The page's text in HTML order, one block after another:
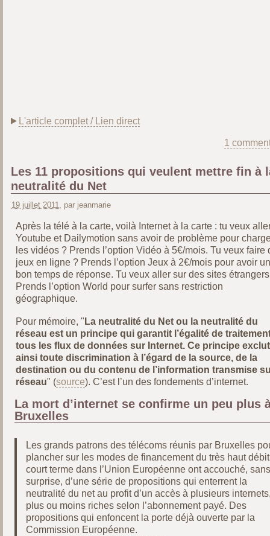
L'article complet / Lien direct
1
Les 11 propositions qui veulent mettre fin à
neutralité du Net
19 juillet 2011, par jeanmarie
Après la télé à la carte, voilà Internet à la carte : tu veux
Youtube et Dailymotion sans avoir de problème pour
les vidéos ? Prends l’option Vidéo à 5€/mois. Tu veux faire
jeux en ligne ? Prends l’option Jeux à 2€/mois pour avoir un
bon temps de réponse. Tu veux aller sur des sites
Prends l’option World pour surfer sans restriction
géographique.
Pour mémoire, " La neutralité du Net ou la neutralité du
réseau est un principe qui garantit l’égalité de
tous les flux de données sur Internet. Ce principe exclut
ainsi toute discrimination à l’égard de la source, de la
destination ou du contenu de l’information transmise
réseau" (source). C’est l’un des fondements d’internet.
La mort d’internet se confirme un peu plus
Bruxelles
Les grands patrons des télécoms réunis par Bruxelles
plancher sur les modes de financement du très haut
court terme dans l’Union Européenne ont accouché, sans
surprise, d’une série de propositions qui enterrent la
neutralité du net au profit d’un accès à plusieurs
plus ou moins riches selon l’abonnement payé. Des
propositions qui enfoncent la porte déjà ouverte par la
Commission Européenne.